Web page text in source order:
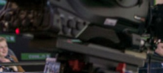
Zum
Inhalt
springen